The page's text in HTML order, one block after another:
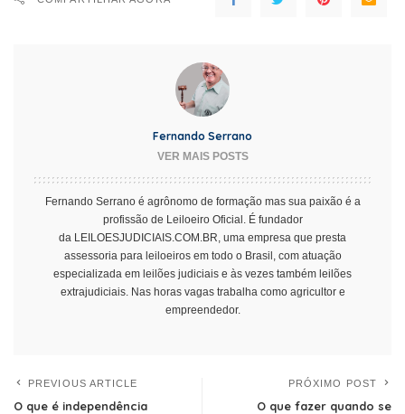
Fernando Serrano
VER MAIS POSTS
Fernando Serrano é agrônomo de formação mas sua paixão é a
profissão de Leiloeiro Oficial. É fundador
da LEILOESJUDICIAIS.COM.BR, uma empresa que presta
assessoria para leiloeiros em todo o Brasil, com atuação
especializada em leilões judiciais e às vezes também leilões
extrajudiciais. Nas horas vagas trabalha como agricultor e
empreendedor.
PREVIOUS ARTICLE
O que é independência
PRÓXIMO POST
O que fazer quando se